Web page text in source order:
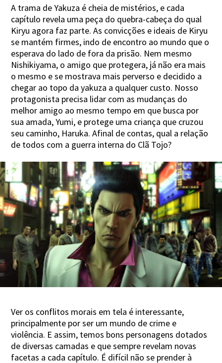
A trama de Yakuza é cheia de mistérios, e cada
capítulo revela uma peça do quebra-cabeça do qual
Kiryu agora faz parte. As convicções e ideais de Kiryu
se mantém firmes, indo de encontro ao mundo que o
esperava do lado de fora da prisão. Nem mesmo
Nishikiyama, o amigo que protegera, já não era mais
o mesmo e se mostrava mais perverso e decidido a
chegar ao topo da yakuza a qualquer custo. Nosso
protagonista precisa lidar com as mudanças do
melhor amigo ao mesmo tempo em que busca por
sua amada, Yumi, e protege uma criança que cruzou
seu caminho, Haruka. Afinal de contas, qual a relação
de todos com a guerra interna do Clã Tojo?
Ver os conflitos morais em tela é interessante,
principalmente por ser um mundo de crime e
violência. E assim, temos bons personagens dotados
de diversas camadas e que sempre revelam novas
facetas a cada capítulo. É difícil não se prender à